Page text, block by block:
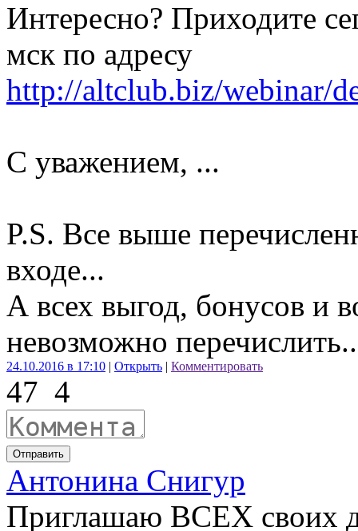
Интересно? Приходите
мск по адресу
http://altclub.biz/webinar/
С уважением, ...
P.S. Все выше
входе...
А всех выгод, бонусов и
невозможно
24.10.2016 в 17:10 | Открыть | Комментировать
47 4
Отправить
Антонина Снигур
Приглашаю ВСЕХ своих